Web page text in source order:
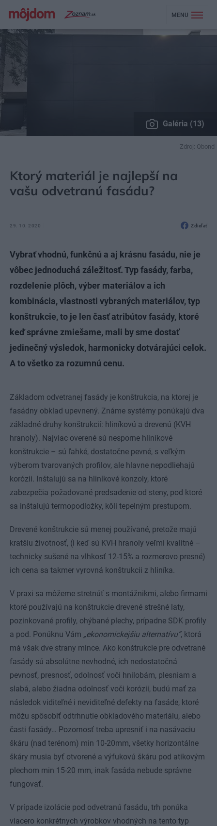
MENU
Galéria (13)
Zdroj: Qbond
Ktorý materiál je najlepší na
vašu odvetranú fasádu?
29. 10. 2020 Zdieľať
Vybrať vhodnú, funkčnú a aj krásnu fasádu, nie je
vôbec jednoduchá záležitosť. Typ fasády, farba,
rozdelenie plôch, výber materiálov a ich
kombinácia, vlastnosti vybraných materiálov, typ
konštrukcie, to je len časť atribútov fasády, ktoré
keď správne zmiešame, mali by sme dostať
jedinečný výsledok, harmonicky dotvárajúci celok.
A to všetko za rozumnú cenu.
Základom odvetranej fasády je konštrukcia, na ktorej je
fasádny obklad upevnený. Známe systémy ponúkajú dva
základné druhy konštrukcií: hliníkovú a drevenú (KVH
hranoly). Najviac overené sú nesporne hliníkové
konštrukcie – sú ľahké, dostatočne pevné, s veľkým
výberom tvarovaných profilov, ale hlavne nepodliehajú
korózii. Inštalujú sa na hliníkové konzoly, ktoré
zabezpečia požadované predsadenie od steny, pod ktoré
sa inštalujú termopodložky, kôli tepelným prestupom.
Drevené konštrukcie sú menej používané, pretože majú
kratšiu životnosť, (i keď sú KVH hranoly veľmi kvalitné –
technicky sušené na vlhkosť 12-15% a rozmerovo presné)
ich cena sa takmer vyrovná konštrukcii z hliníka.
V praxi sa môžeme stretnúť s montážnikmi, alebo firmami
ktoré používajú na konštrukcie drevené strešné laty,
pozinkované profily, ohýbané plechy, prípadne SDK profily
a pod. Ponúknu Vám „ekonomickejšiu alternatívu“, ktorá
má však dve strany mince. Ako konštrukcie pre odvetrané
fasády sú absolútne nevhodné, ich nedostatočná
pevnosť, presnosť, odolnosť voči hnilobám, plesniam a
slabá, alebo žiadna odolnosť voči korózii, budú mať za
následok viditeľné i neviditeľné defekty na fasáde, ktoré
môžu spôsobiť odtrhnutie obkladového materiálu, alebo
časti fasády… Pozornosť treba upresniť i na nasávaciu
škáru (nad terénom) min 10-20mm, všetky horizontálne
škáry musia byť otvorené a výfukovú škáru pod atikovým
plechom min 15-20 mm, inak fasáda nebude správne
fungovať.
V prípade izolácie pod odvetranú fasádu, trh ponúka
viacero konkrétnych výrobkov vhodných na tento typ